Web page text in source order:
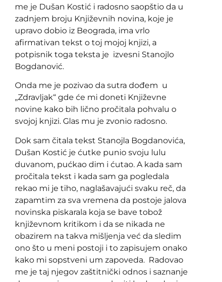
me je Dušan Kostić i radosno saopštio da u
zadnjem broju Književnih novina, koje je
upravo dobio iz Beograda, ima vrlo
afirmativan tekst o toj mojoj knjizi, a
potpisnik toga teksta je izvesni Stanojlo
Bogdanović.
Onda me je pozivao da sutra dođem u
„Zdravljak“ gde će mi doneti Književne
novine kako bih lično pročitala pohvalu o
svojoj knjizi. Glas mu je zvonio radosno.
Dok sam čitala tekst Stanojla Bogdanovića,
Dušan Kostić je ćutke punio svoju lulu
duvanom, pućkao dim i ćutao. A kada sam
pročitala tekst i kada sam ga pogledala
rekao mi je tiho, naglašavajući svaku reč, da
zapamtim za sva vremena da postoje jalova
novinska piskarala koja se bave tobož
književnom kritikom i da se nikada ne
obazirem na takva mišljenja već da sledim
ono što u meni postoji i to zapisujem onako
kako mi sopstveni um zapoveda. Radovao
me je taj njegov zaštitnički odnos i saznanje